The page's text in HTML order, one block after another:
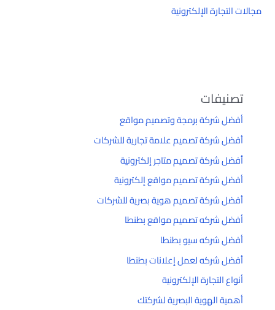
مجالات التجارة الإلكترونية
تصنيفات
أفضل شركة برمجة وتصميم مواقع
أفضل شركة تصميم علامة تجارية للشركات
أفضل شركة تصميم متاجر إلكترونية
أفضل شركة تصميم مواقع إلكترونية
أفضل شركة تصميم هوية بصرية للشركات
أفضل شركه تصميم مواقع بطنطا
أفضل شركه سيو بطنطا
أفضل شركه لعمل إعلانات بطنطا
أنواع التجارة الإلكترونية
أهمية الهوية البصرية لشركتك